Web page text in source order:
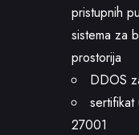
pristupnih
sistema za
prostorija
DDOS
27001